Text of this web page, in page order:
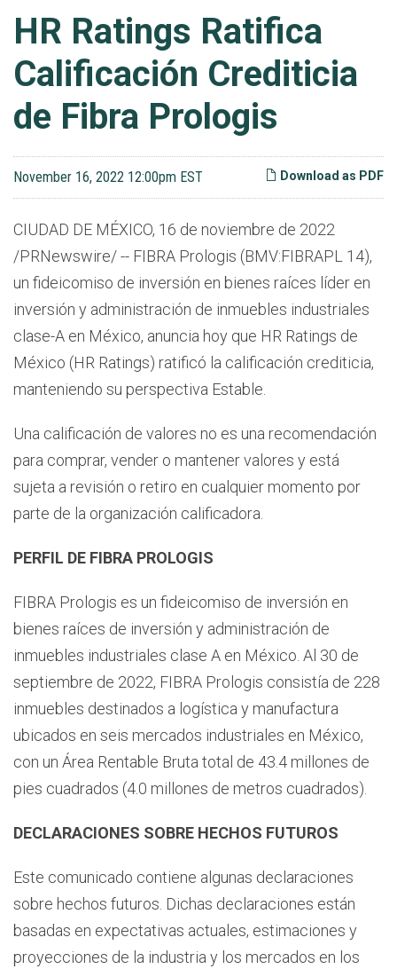
HR Ratings Ratifica
Calificación Crediticia
de Fibra Prologis
Download as PDF
November 16, 2022 12:00pm EST
CIUDAD DE MÉXICO, 16 de noviembre de 2022
/PRNewswire/ -- FIBRA Prologis (BMV:FIBRAPL 14),
un fideicomiso de inversión en bienes raíces líder en
inversión y administración de inmuebles industriales
clase-A en México, anuncia hoy que HR Ratings de
México (HR Ratings) ratificó la calificación crediticia,
manteniendo su perspectiva Estable.
Una calificación de valores no es una recomendación
para comprar, vender o mantener valores y está
sujeta a revisión o retiro en cualquier momento por
parte de la organización calificadora.
PERFIL DE FIBRA PROLOGIS
FIBRA Prologis es un fideicomiso de inversión en
bienes raíces de inversión y administración de
inmuebles industriales clase A en México. Al 30 de
septiembre de 2022, FIBRA Prologis consistía de 228
inmuebles destinados a logística y manufactura
ubicados en seis mercados industriales en México,
con un Área Rentable Bruta total de 43.4 millones de
pies cuadrados (4.0 millones de metros cuadrados).
DECLARACIONES SOBRE HECHOS FUTUROS
Este comunicado contiene algunas declaraciones
sobre hechos futuros. Dichas declaraciones están
basadas en expectativas actuales, estimaciones y
proyecciones de la industria y los mercados en los